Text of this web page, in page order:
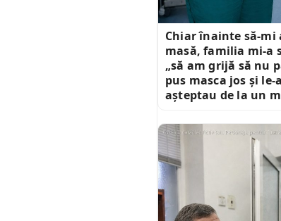
Chiar înainte să-mi
masă, familia mi-a
„să am grijă să nu
pus masca jos și le-
așteptau de la un